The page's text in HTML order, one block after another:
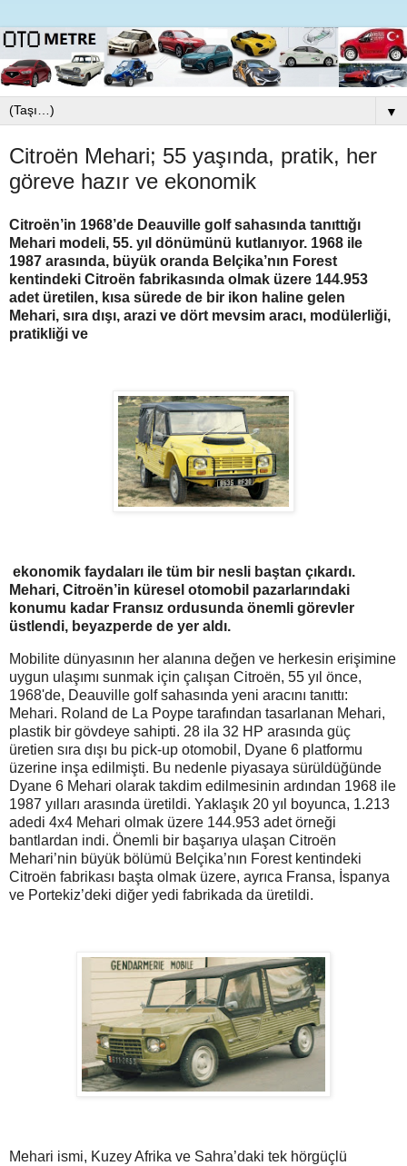
▼
Citroën Mehari; 55 yaşında, pratik, her
göreve hazır ve ekonomik
Citroën’in 1968’de Deauville golf sahasında tanıttığı
Mehari modeli, 55. yıl dönümünü kutlanıyor. 1968 ile
1987 arasında, büyük oranda Belçika’nın Forest
kentindeki Citroën fabrikasında olmak üzere 144.953
adet üretilen, kısa sürede de bir ikon haline gelen
Mehari, sıra dışı, arazi ve dört mevsim aracı, modülerliği,
pratikliği ve
ekonomik faydaları ile tüm bir nesli baştan çıkardı.
Mehari, Citroën’in küresel otomobil pazarlarındaki
konumu kadar Fransız ordusunda önemli görevler
üstlendi, beyazperde de yer aldı.
Mobilite dünyasının her alanına değen ve herkesin erişimine
uygun ulaşımı sunmak için çalışan Citroën, 55 yıl önce,
1968'de, Deauville golf sahasında yeni aracını tanıttı:
Mehari. Roland de La Poype tarafından tasarlanan Mehari,
plastik bir gövdeye sahipti. 28 ila 32 HP arasında güç
üretien sıra dışı bu pick-up otomobil, Dyane 6 platformu
üzerine inşa edilmişti. Bu nedenle piyasaya sürüldüğünde
Dyane 6 Mehari olarak takdim edilmesinin ardından 1968 ile
1987 yılları arasında üretildi. Yaklaşık 20 yıl boyunca, 1.213
adedi 4x4 Mehari olmak üzere 144.953 adet örneği
bantlardan indi. Önemli bir başarıya ulaşan Citroën
Mehari’nin büyük bölümü Belçika’nın Forest kentindeki
Citroën fabrikası başta olmak üzere, ayrıca Fransa, İspanya
ve Portekiz’deki diğer yedi fabrikada da üretildi.
Mehari ismi, Kuzey Afrika ve Sahra’daki tek hörgüçlü